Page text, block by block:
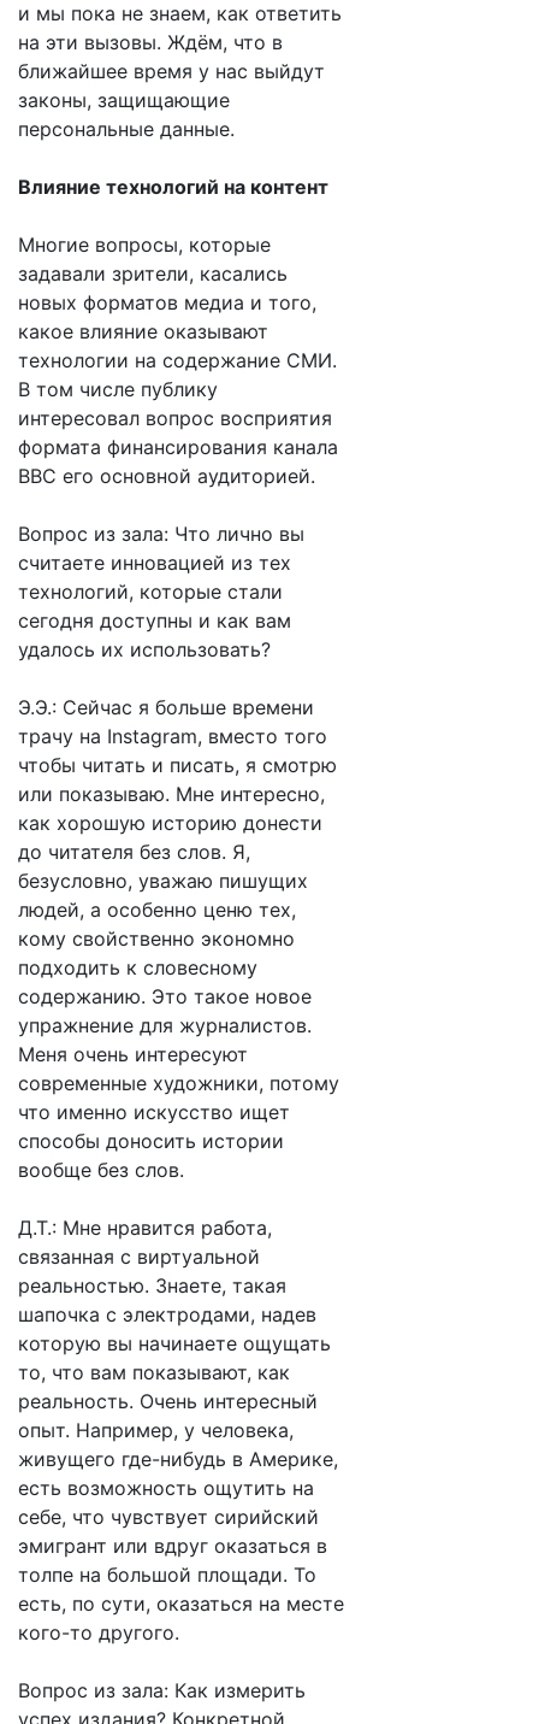
и мы пока не знаем, как ответить
на эти вызовы. Ждём, что в
ближайшее время у нас выйдут
законы, защищающие
персональные данные.
Влияние технологий на контент
Многие вопросы, которые
задавали зрители, касались
новых форматов медиа и того,
какое влияние оказывают
технологии на содержание СМИ.
В том числе публику
интересовал вопрос восприятия
формата финансирования канала
BBC его основной аудиторией.
Вопрос из зала: Что лично вы
считаете инновацией из тех
технологий, которые стали
сегодня доступны и как вам
удалось их использовать?
Э.Э.: Сейчас я больше времени
трачу на Instagram, вместо того
чтобы читать и писать, я смотрю
или показываю. Мне интересно,
как хорошую историю донести
до читателя без слов. Я,
безусловно, уважаю пишущих
людей, а особенно ценю тех,
кому свойственно экономно
подходить к словесному
содержанию. Это такое новое
упражнение для журналистов.
Меня очень интересуют
современные художники, потому
что именно искусство ищет
способы доносить истории
вообще без слов.
Д.Т.: Мне нравится работа,
связанная с виртуальной
реальностью. Знаете, такая
шапочка с электродами, надев
которую вы начинаете ощущать
то, что вам показывают, как
реальность. Очень интересный
опыт. Например, у человека,
живущего где-нибудь в Америке,
есть возможность ощутить на
себе, что чувствует сирийский
эмигрант или вдруг оказаться в
толпе на большой площади. То
есть, по сути, оказаться на месте
кого-то другого.
Вопрос из зала: Как измерить
успех издания? Конкретной